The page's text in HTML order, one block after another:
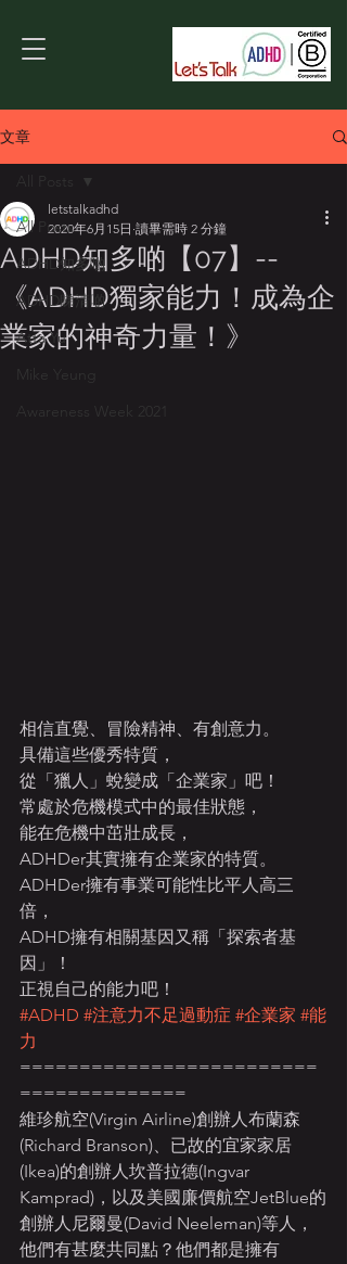
文章
All Posts
ADHD知多啲
ADHD睇清啲
Atta Yu
Mike Yeung
Awareness Week 2021
ADHD知多啲【07】--
《ADHD獨家能力！成為企
業家的神奇力量！》
letstalkadhd
2020年6月15日 讀畢需時 2 分鐘
相信直覺、冒險精神、有創意力。
具備這些優秀特質，
從「獵人」蛻變成「企業家」吧！
常處於危機模式中的最佳狀態，
能在危機中茁壯成長，
ADHDer其實擁有企業家的特質。
ADHDer擁有事業可能性比平人高三
倍，
ADHD擁有相關基因又稱「探索者基
因」！
正視自己的能力吧！
#ADHD #注意力不足過動症 #企業家 #能
力
=========================
==============
維珍航空(Virgin Airline)創辦人布蘭森
(Richard Branson)、已故的宜家家居
(Ikea)的創辦人坎普拉德(Ingvar
Kamprad)，以及美國廉價航空JetBlue的
創辦人尼爾曼(David Neeleman)等人，
他們有甚麼共同點？他們都是擁有